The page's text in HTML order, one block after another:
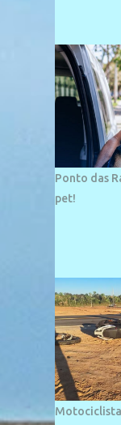
vizinhos. O
palco de
grandiosos
residências
maior
o SESC
1996. Com
Ponto das
pet!